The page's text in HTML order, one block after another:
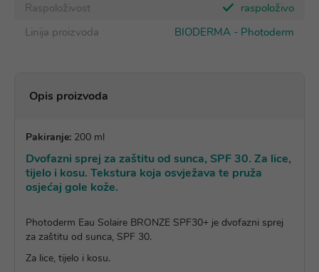
Raspoloživost
raspoloživo
Linija proizvoda
BIODERMA - Photoderm
Opis proizvoda
Pakiranje: 200 ml
Dvofazni sprej za zaštitu od sunca, SPF 30. Za lice,
tijelo i kosu. Tekstura koja osvježava te pruža
osjećaj gole kože.
Photoderm Eau Solaire BRONZE SPF30+ je dvofazni sprej
za zaštitu od sunca, SPF 30.
Za lice, tijelo i kosu.